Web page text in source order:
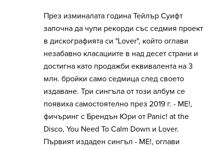
През изминалата година Тейлър Суифт
започна да чупи рекорди със седмия проект
в дискографията си "Lover", който оглави
незабавно класациите в над десет страни и
достигна като продажби еквивалента на 3
млн. бройки само седмица след своето
издаване. Три сингъла от този албум се
появиха самостоятелно през 2019 г. - ME!,
фичъринг с Брендън Юри от Panic! at the
Disco, You Need To Calm Down и Lover.
Първият издаден сингъл - ME!, оглави